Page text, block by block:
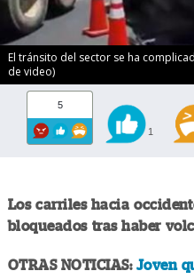
El tránsito del sector se ha
de video)
5
1
Los carriles hacia
bloqueados tras haber
OTRAS NOTICIAS:Joven